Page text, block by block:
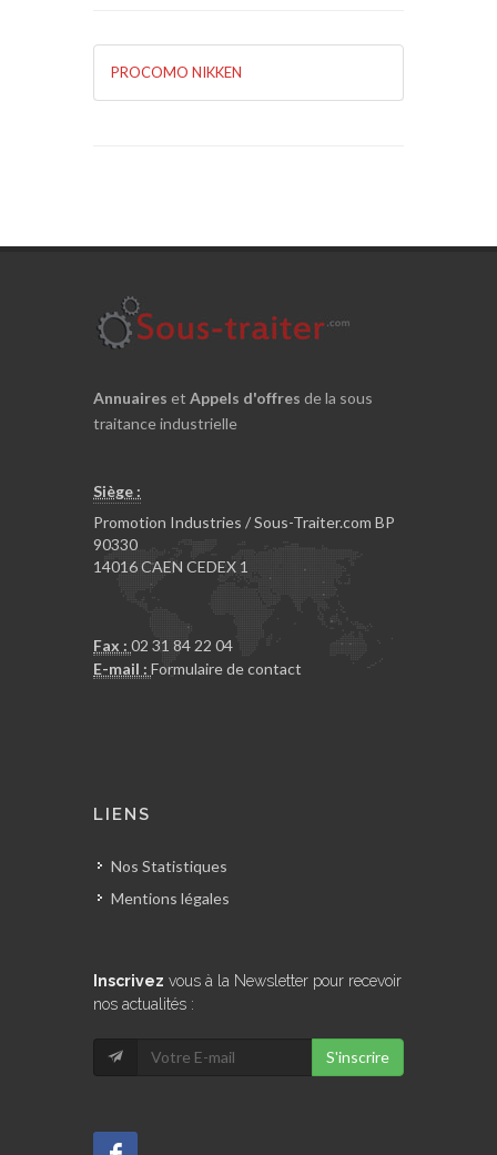
PROCOMO NIKKEN
Annuaires et Appels d'offres de la sous
traitance industrielle
Siège :
Promotion Industries / Sous-Traiter.com BP
90330
14016 CAEN CEDEX 1
Fax : 02 31 84 22 04
E-mail : Formulaire de contact
LIENS
Nos Statistiques
Mentions légales
Inscrivez vous à la Newsletter pour recevoir
nos actualités :
S'inscrire